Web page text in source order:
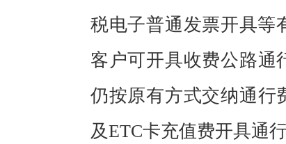
税电子普通发票开具等
客户可开具收费公路通
仍按原有方式交纳通行
及ETC卡充值费开具通